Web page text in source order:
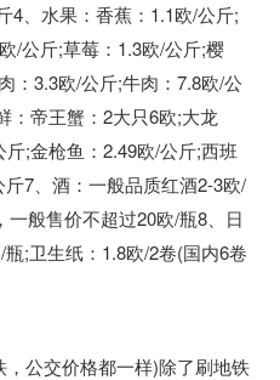
4、水果：香蕉：1.1欧/公斤;
/公斤;草莓：1.3欧/公斤;樱
：3.3欧/公斤;牛肉：7.8欧/公
：帝王蟹：2大只6欧;大龙
;金枪鱼：2.49欧/公斤;西班
7、酒：一般品质红酒2-3欧/
般售价不超过20欧/瓶8、日
;卫生纸：1.8欧/2卷(国内6卷
公交价格都一样)除了刷地铁